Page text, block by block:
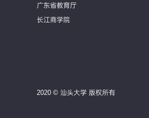
广东省教育厅
长江商学院
2020 © 汕头大学 版权所有